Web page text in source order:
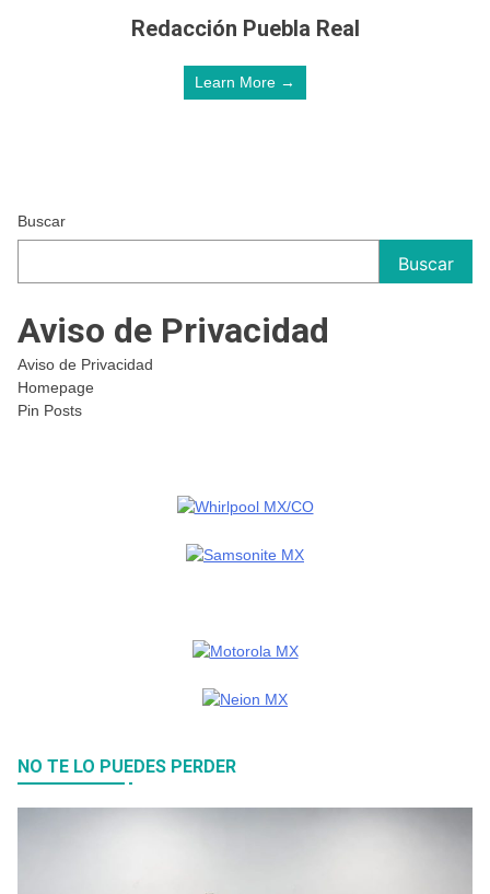
Redacción Puebla Real
Learn More →
Buscar
Buscar
Aviso de Privacidad
Aviso de Privacidad
Homepage
Pin Posts
NO TE LO PUEDES PERDER